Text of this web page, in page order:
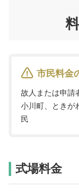
市民料金
故人または申請
小川町、ときが
民
式場料金